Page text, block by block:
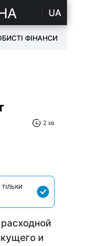
UA
ФІНАНСИ
2 хв
и